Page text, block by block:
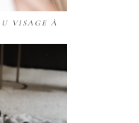
VISAGE À